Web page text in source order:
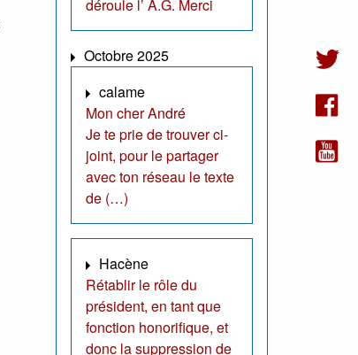
déroule l’ A.G. Merci
Octobre 2025
calame
Mon cher André
Je te prie de trouver ci-
joint, pour le partager
avec ton réseau le texte
de (…)
Hacène
Rétablir le rôle du
président, en tant que
fonction honorifique, et
donc la suppression de